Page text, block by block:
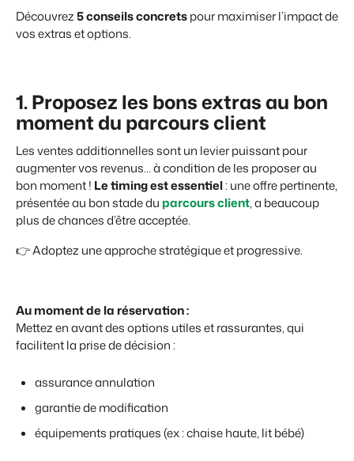
Site web immobilier
Attirez des prospects pour la vente de vos biens locatifs.
Accueillez vos clients dans leur langue.
Marketing en ligne
La puissante alliance entre stratégie de marque et marketing de
performance
Marketing Immobilier
Votre projet est vendu en un rien de temps
Solution reporting Premium
Événements
Faites notre connaissance lors de différents événements
La confiance chez Booking Experts
À propos de nous
Service client
Obtenez des réponses á vos questions.
Trouvez votre nouveau job de rêve !
Contactez nous.
À propos de nous
Découvrez5 conseils concretspour maximiser l’impact de
vos extras et options.
1. Proposez les bons extras au bon
moment du parcours client
Les ventes additionnelles sont un levier puissant pour
augmenter vos revenus… à condition de les proposer au
bon moment ! Le timing est essentiel: une offre pertinente,
présentée au bon stade du parcours client, a beaucoup
plus de chances d’être acceptée.
👉 Adoptez une approche stratégique et progressive.
Au moment de la réservation :
Mettez en avant des options utiles et rassurantes, qui
facilitent la prise de décision :
assurance annulation
garantie de modification
équipements pratiques (ex : chaise haute, lit bébé)